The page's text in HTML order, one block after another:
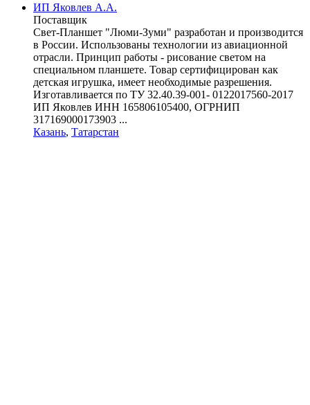
ИП Яковлев А.А.
Поставщик
Свет-Планшет "Люми-Зуми" разработан и производится
в России. Использованы технологии из авиационной
отрасли. Принцип работы - рисование светом на
специальном планшете. Товар сертифицирован как
детская игрушка, имеет необходимые разрешения.
Изготавливается по ТУ 32.40.39-001- 0122017560-2017
ИП Яковлев ИНН 165806105400, ОГРНИП
317169000173903 ...
Казань, Татарстан